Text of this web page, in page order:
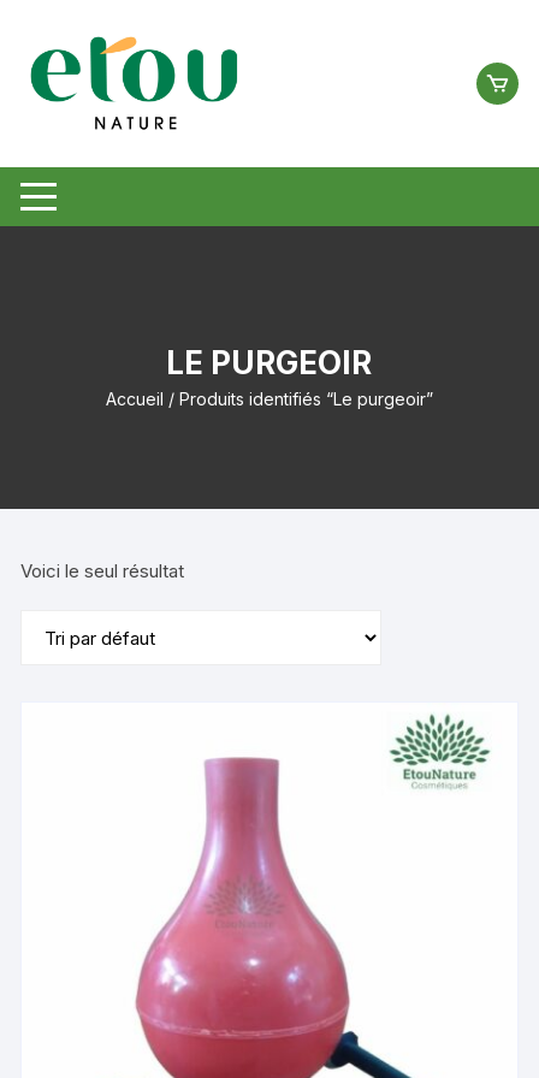
contenu
LE PURGEOIR
Accueil / Produits identifiés “Le purgeoir”
Voici le seul résultat